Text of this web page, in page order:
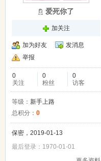
爱死你了
加关注
加为好友
发消息
举报
0
关注
0
粉丝
0
访客
等级： 新手上路
总积分： 0
保密，2019-01-13
最后登录：1970-01-01